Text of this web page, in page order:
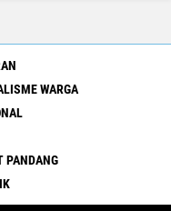
WARGA
PANDANG